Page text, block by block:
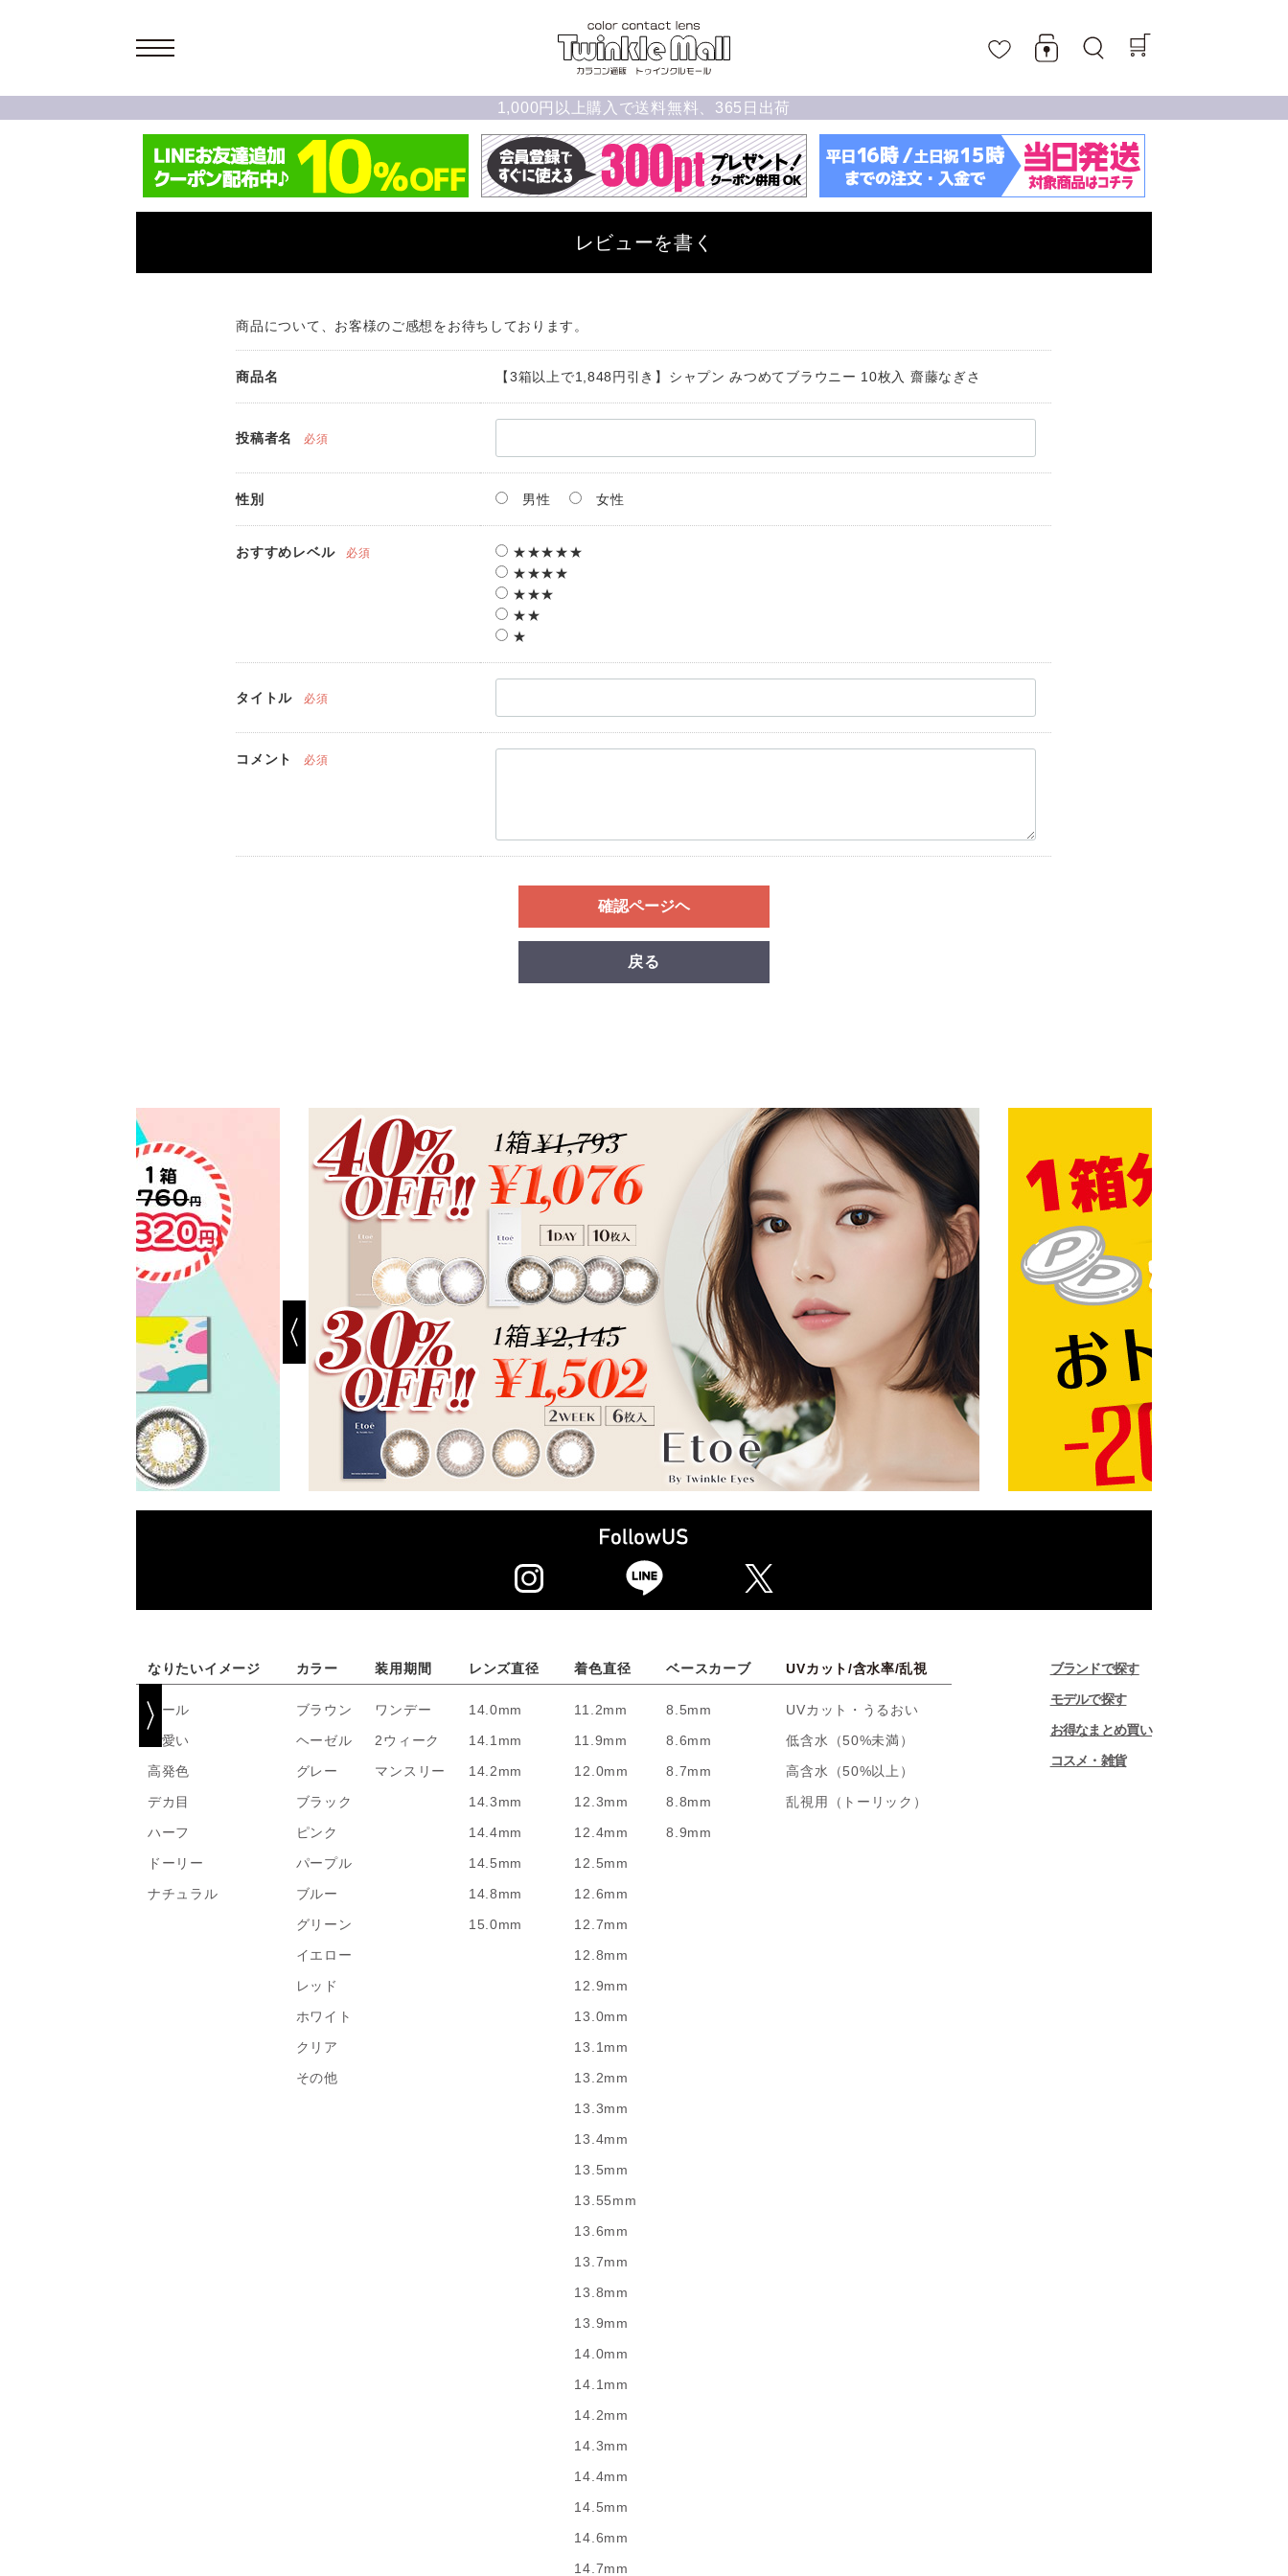
1,000円以上購入で送料無料、365日出荷
レビューを書く
商品について、お客様のご感想をお待ちしております。
商品名 【3箱以上で1,848円引き】シャプン みつめてブラウニー 10枚入 齋藤なぎさ
投稿者名 必須
性別 男性 女性
おすすめレベル 必須
★★★★★
★★★★
★★★
★★
★
タイトル 必須
コメント 必須
確認ページヘ
戻る
なりたいイメージ
クール
可愛い
高発色
デカ目
ハーフ
ドーリー
ナチュラル
カラー
ブラウン
ヘーゼル
グレー
ブラック
ピンク
パープル
ブルー
グリーン
イエロー
レッド
ホワイト
クリア
その他
装用期間
ワンデー
2ウィーク
マンスリー
レンズ直径
14.0mm
14.1mm
14.2mm
14.3mm
14.4mm
14.5mm
14.8mm
15.0mm
着色直径
11.2mm
11.9mm
12.0mm
12.3mm
12.4mm
12.5mm
12.6mm
12.7mm
12.8mm
12.9mm
13.0mm
13.1mm
13.2mm
13.3mm
13.4mm
13.5mm
13.55mm
13.6mm
13.7mm
13.8mm
13.9mm
14.0mm
14.1mm
14.2mm
14.3mm
14.4mm
14.5mm
14.6mm
14.7mm
ベースカーブ
8.5mm
8.6mm
8.7mm
8.8mm
8.9mm
UVカット/含水率/乱視
UVカット・うるおい
低含水（50%未満）
高含水（50%以上）
乱視用（トーリック）
ブランドで探す
モデルで探す
お得なまとめ買い
コスメ・雑貨